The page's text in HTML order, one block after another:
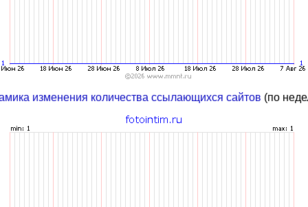
изменения количества ссылающихся сайтов (по